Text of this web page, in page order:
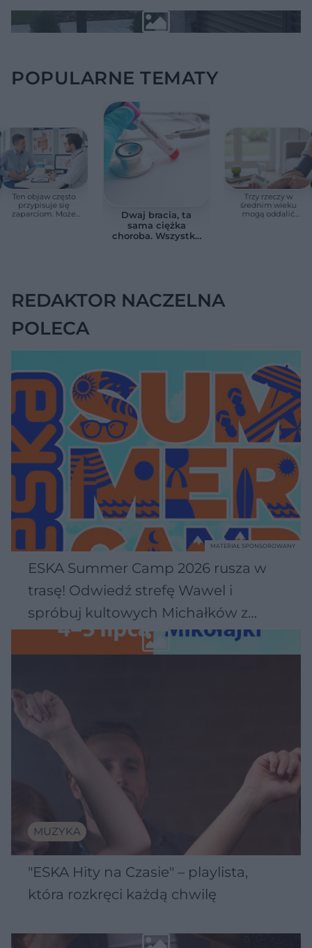
POPULARNE TEMATY
Ten objaw często
przypisuje się
zaparciom. Może
Dwaj bracia, ta
sama ciężka
choroba. Wszystko
Trzy rzeczy w
średnim wieku
mogą oddalić
REDAKTOR NACZELNA
POLECA
ESKA Summer Camp 2026 rusza w
trasę! Odwiedź strefę Wawel i
spróbuj kultowych Michałków z
Wawelu
MATERIAŁ SPONSOROWANY
MUZYKA
"ESKA Hity na Czasie" – playlista,
która rozkręci każdą chwilę